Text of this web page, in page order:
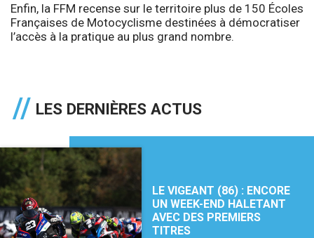
Enfin, la FFM recense sur le territoire plus de 150 Écoles
Françaises de Motocyclisme destinées à démocratiser
l’accès à la pratique au plus grand nombre.
LES DERNIÈRES ACTUS
LE VIGEANT (86) : ENCORE
UN WEEK-END HALETANT
AVEC DES PREMIERS
TITRES